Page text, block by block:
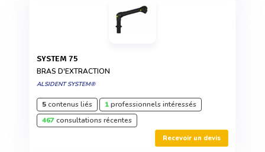
SYSTEM 75
BRAS D'EXTRACTION
ALSIDENT SYSTEM®
5contenus liés 1professionnels intéressés
467consultations récentes
Recevoir un devis